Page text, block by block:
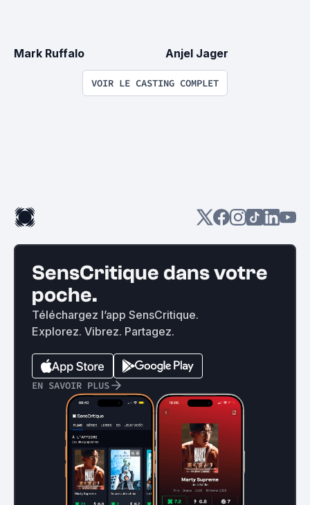
Mark Ruffalo Anjel Jager
VOIR LE CASTING COMPLET
SensCritique dans votre
poche.
Téléchargez l’app SensCritique.
Explorez. Vibrez. Partagez.
EN SAVOIR PLUS